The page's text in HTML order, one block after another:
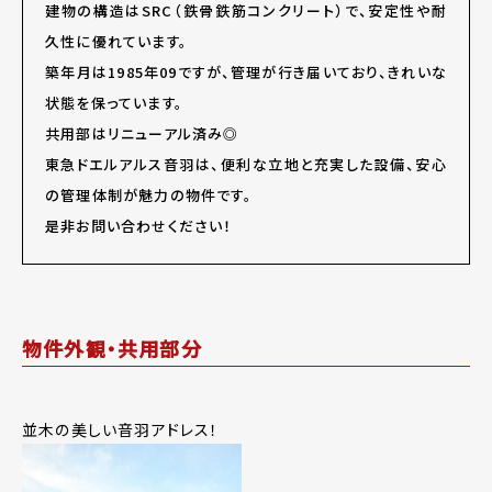
建物の構造はSRC（鉄骨鉄筋コンクリート）で、安定性や耐
久性に優れています。
築年月は1985年09ですが、管理が行き届いており、きれいな
状態を保っています。
共用部はリニューアル済み◎
東急ドエルアルス音羽は、便利な立地と充実した設備、安心
の管理体制が魅力の物件です。
是非お問い合わせください！
物件外観・共用部分
並木の美しい音羽アドレス！